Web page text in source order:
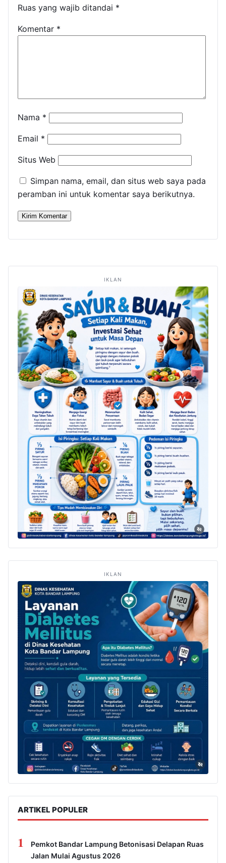
Ruas yang wajib ditandai *
Komentar *
Nama *
Email *
Situs Web
Simpan nama, email, dan situs web saya pada
peramban ini untuk komentar saya berikutnya.
IKLAN
IKLAN
ARTIKEL POPULER
1
Pemkot Bandar Lampung Betonisasi Delapan Ruas
Jalan Mulai Agustus 2026